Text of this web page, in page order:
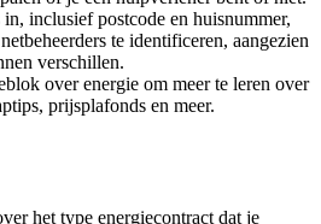
inclusief postcode en huisnummer,
te identificeren, aangezien
verschillen.
over energie om meer te leren over
prijsplafonds en meer.
het type energiecontract dat je